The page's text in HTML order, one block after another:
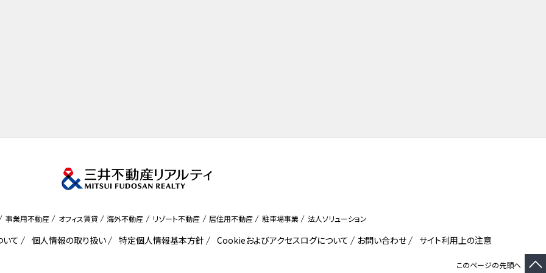
このページの先頭へ
事業用不動産 オフィス賃貸 海外不動産 リゾート不動産 居住用不動産 駐車場事業 法人ソリューション
て 個人情報の取り扱い 特定個人情報基本方針 Cookieおよびアクセスログについて お問い合わせ サイト利用上の注意